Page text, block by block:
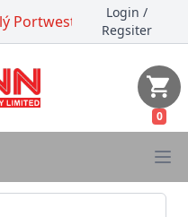
Portwest Login /
Regsiter
0